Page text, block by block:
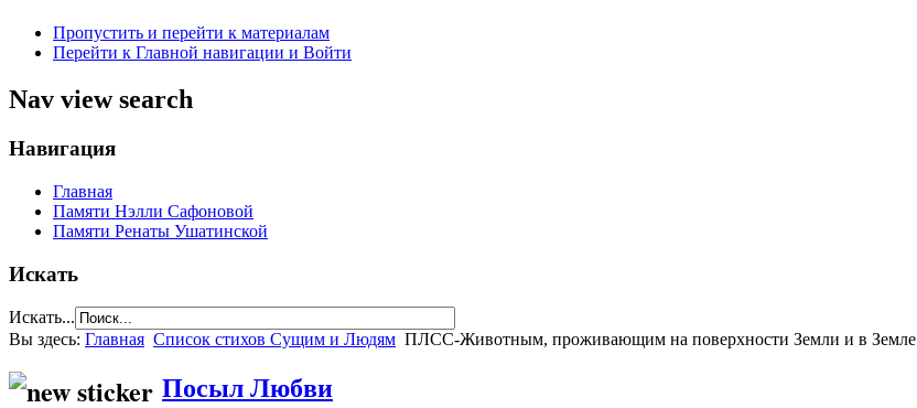
Пропустить и перейти к материалам
Перейти к Главной навигации и Войти
Nav view search
Навигация
Главная
Памяти Нэлли Сафоновой
Памяти Ренаты Ушатинской
Искать
Искать...
Вы здесь: Главная Список стихов Сущим и Людям ПЛСС-Животным, проживающим на поверхности Земли и в Земле
Посыл Любви